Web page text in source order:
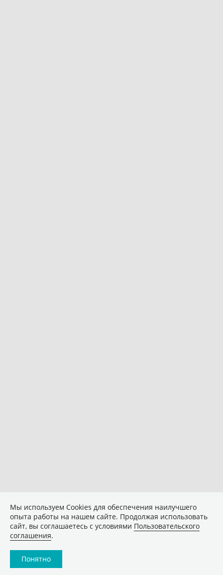
Мы используем Сookies для обеспечения наилучшего
опыта работы на нашем сайте. Продолжая использовать
сайт, вы соглашаетесь с условиями Пользовательского
соглашения.
Понятно